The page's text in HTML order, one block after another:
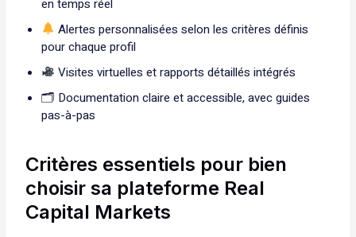
en temps réel
Alertes personnalisées selon les critères définis
pour chaque profil
Visites virtuelles et rapports détaillés intégrés
🗂 Documentation claire et accessible, avec guides
pas-à-pas
Critères essentiels pour bien
choisir sa plateforme Real
Capital Markets